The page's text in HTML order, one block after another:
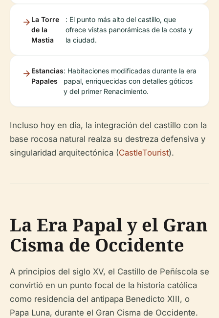
La Torre
de la
Mastia
: El punto más alto del castillo, que
ofrece vistas panorámicas de la costa y
la ciudad.
Estancias
Papales
: Habitaciones modificadas durante la era
papal, enriquecidas con detalles góticos
y del primer Renacimiento.
Incluso hoy en día, la integración del castillo con la
base rocosa natural realza su destreza defensiva y
singularidad arquitectónica (CastleTourist).
La Era Papal y el Gran
Cisma de Occidente
A principios del siglo XV, el Castillo de Peñíscola se
convirtió en un punto focal de la historia católica
como residencia del antipapa Benedicto XIII, o
Papa Luna, durante el Gran Cisma de Occidente.